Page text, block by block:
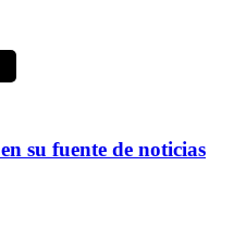
en su fuente de noticias